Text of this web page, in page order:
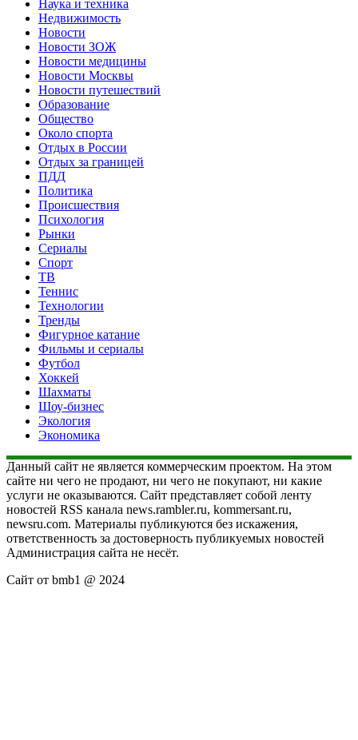
Наука и техника
Недвижимость
Новости
Новости ЗОЖ
Новости медицины
Новости Москвы
Новости путешествий
Образование
Общество
Около спорта
Отдых в России
Отдых за границей
ПДД
Политика
Происшествия
Психология
Рынки
Сериалы
Спорт
ТВ
Теннис
Технологии
Тренды
Фигурное катание
Фильмы и сериалы
Футбол
Хоккей
Шахматы
Шоу-бизнес
Экология
Экономика
Данный сайт не является коммерческим проектом. На этом
сайте ни чего не продают, ни чего не покупают, ни какие
услуги не оказываются. Сайт представляет собой ленту
новостей RSS канала news.rambler.ru, kommersant.ru,
newsru.com. Материалы публикуются без искажения,
ответственность за достоверность публикуемых новостей
Администрация сайта не несёт.
Сайт от bmb1 @ 2024